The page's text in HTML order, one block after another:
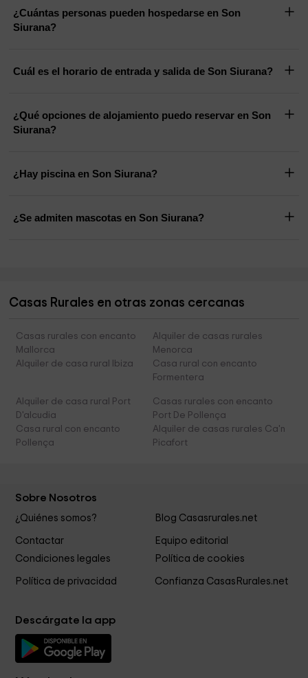
¿Cuántas personas pueden hospedarse en Son
Siurana?
Cuál es el horario de entrada y salida de Son Siurana?
¿Qué opciones de alojamiento puedo reservar en Son
Siurana?
¿Hay piscina en Son Siurana?
¿Se admiten mascotas en Son Siurana?
Casas Rurales en otras zonas cercanas
Casas rurales con encanto
Mallorca
Alquiler de casas rurales
Menorca
Alquiler de casa rural Ibiza
Casa rural con encanto
Formentera
Alquiler de casa rural Port
D'alcudia
Casas rurales con encanto
Port De Pollença
Casa rural con encanto
Pollença
Alquiler de casas rurales Ca'n
Picafort
Sobre Nosotros
¿Quiénes somos? Blog Casasrurales.net
Contactar
Equipo editorial
Condiciones legales
Política de cookies
Política de privacidad Confianza CasasRurales.net
Descárgate la app